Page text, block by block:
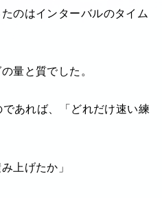
のはインターバルのタイム
量と質でした。
あれば、「どれだけ速い練
上げたか」